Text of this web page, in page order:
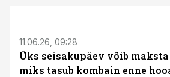
11.06.26, 09:28
Üks seisakupäev võib maksta
miks tasub kombain enne